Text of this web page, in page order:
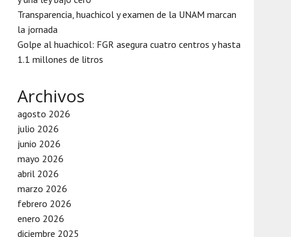
Transparencia, huachicol y examen de la UNAM marcan
la jornada
Golpe al huachicol: FGR asegura cuatro centros y hasta
1.1 millones de litros
Archivos
agosto 2026
julio 2026
junio 2026
mayo 2026
abril 2026
marzo 2026
febrero 2026
enero 2026
diciembre 2025